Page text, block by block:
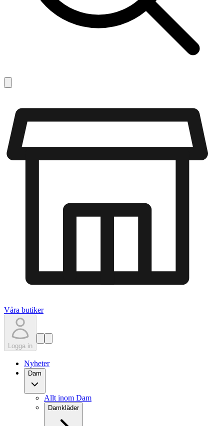
Våra butiker
Logga in
Nyheter
Dam
Allt inom Dam
Damkläder